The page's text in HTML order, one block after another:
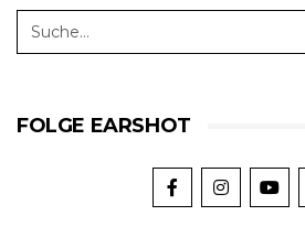
FOLGE EARSHOT